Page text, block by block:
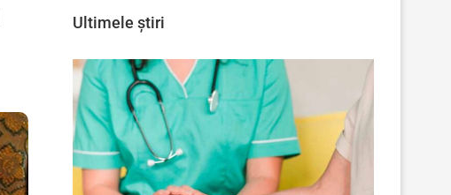
Ultimele știri